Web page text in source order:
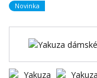
Novinka